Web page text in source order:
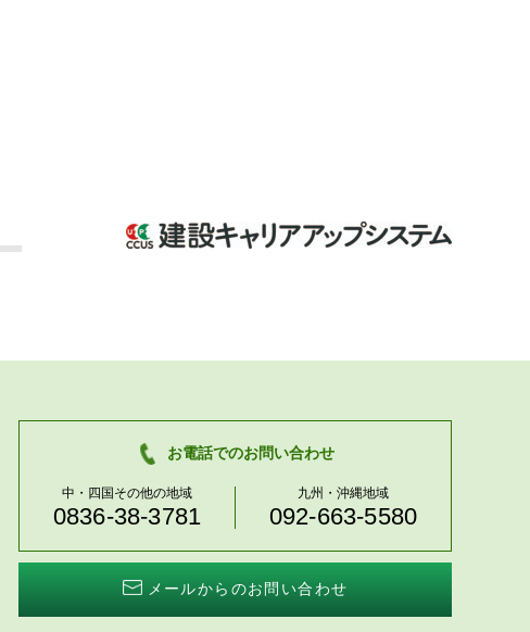
お電話でのお問い合わせ
中・四国その他の地域
0836-38-3781
九州・沖縄地域
092-663-5580
メールからのお問い合わせ